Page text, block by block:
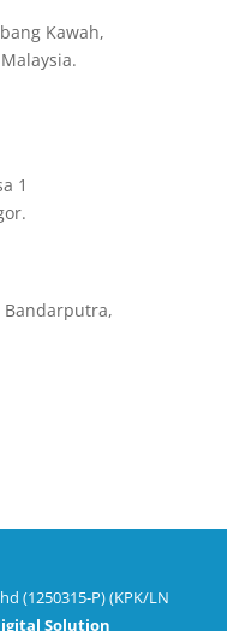
Kawah,
1
Bandarputra,
(1250315-P) (KPK/LN
Solution